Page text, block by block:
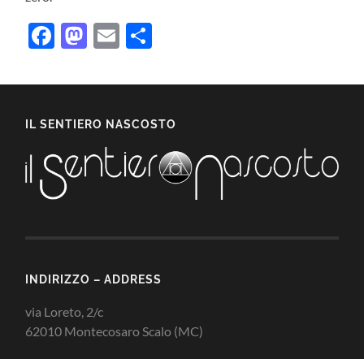
Facebook
Mastodon
Email
IL SENTIERO NASCOSTO
INDIRIZZO – ADDRESS
via Loreto, 2/c
62010 Montecosaro Scalo (MC)